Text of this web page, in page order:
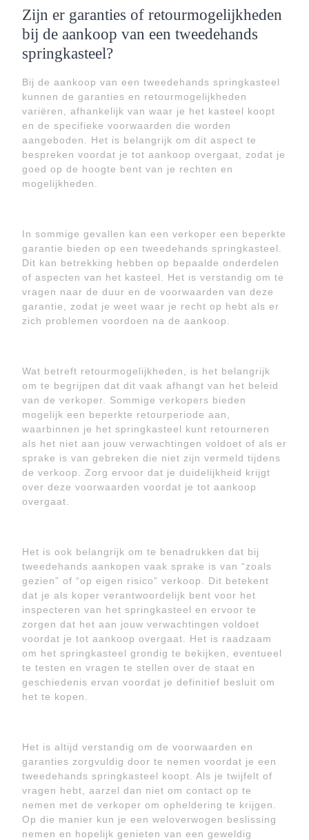
Zijn er garanties of retourmogelijkheden
bij de aankoop van een tweedehands
springkasteel?
Bij de aankoop van een tweedehands springkasteel
kunnen de garanties en retourmogelijkheden
variëren, afhankelijk van waar je het kasteel koopt
en de specifieke voorwaarden die worden
aangeboden. Het is belangrijk om dit aspect te
bespreken voordat je tot aankoop overgaat, zodat je
goed op de hoogte bent van je rechten en
mogelijkheden.
In sommige gevallen kan een verkoper een beperkte
garantie bieden op een tweedehands springkasteel.
Dit kan betrekking hebben op bepaalde onderdelen
of aspecten van het kasteel. Het is verstandig om te
vragen naar de duur en de voorwaarden van deze
garantie, zodat je weet waar je recht op hebt als er
zich problemen voordoen na de aankoop.
Wat betreft retourmogelijkheden, is het belangrijk
om te begrijpen dat dit vaak afhangt van het beleid
van de verkoper. Sommige verkopers bieden
mogelijk een beperkte retourperiode aan,
waarbinnen je het springkasteel kunt retourneren
als het niet aan jouw verwachtingen voldoet of als er
sprake is van gebreken die niet zijn vermeld tijdens
de verkoop. Zorg ervoor dat je duidelijkheid krijgt
over deze voorwaarden voordat je tot aankoop
overgaat.
Het is ook belangrijk om te benadrukken dat bij
tweedehands aankopen vaak sprake is van “zoals
gezien” of “op eigen risico” verkoop. Dit betekent
dat je als koper verantwoordelijk bent voor het
inspecteren van het springkasteel en ervoor te
zorgen dat het aan jouw verwachtingen voldoet
voordat je tot aankoop overgaat. Het is raadzaam
om het springkasteel grondig te bekijken, eventueel
te testen en vragen te stellen over de staat en
geschiedenis ervan voordat je definitief besluit om
het te kopen.
Het is altijd verstandig om de voorwaarden en
garanties zorgvuldig door te nemen voordat je een
tweedehands springkasteel koopt. Als je twijfelt of
vragen hebt, aarzel dan niet om contact op te
nemen met de verkoper om opheldering te krijgen.
Op die manier kun je een weloverwogen beslissing
nemen en hopelijk genieten van een geweldig